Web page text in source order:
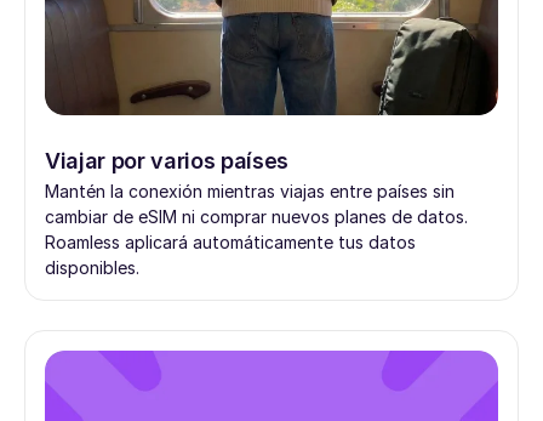
Viajar por varios países
Mantén la conexión mientras viajas entre países sin
cambiar de eSIM ni comprar nuevos planes de datos.
Roamless aplicará automáticamente tus datos
disponibles.